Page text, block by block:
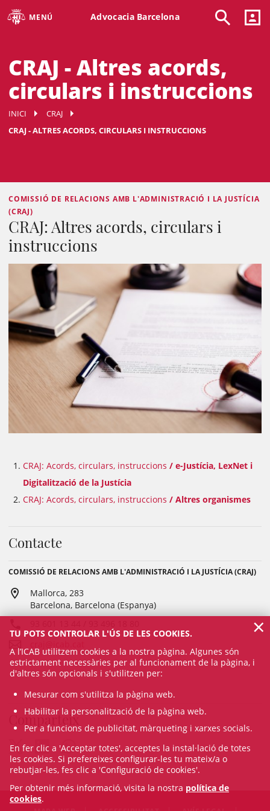
MENÚ Advocacia Barcelona
CRAJ - Altres acords,
circulars i instruccions
INICI
CRAJ
CRAJ - ALTRES ACORDS, CIRCULARS I INSTRUCCIONS
COMISSIÓ DE RELACIONS AMB L'ADMINISTRACIÓ I LA JUSTÍCIA
(CRAJ)
CRAJ: Altres acords, circulars i
instruccions
CRAJ: Acords, circulars, instruccions / e-Justícia, LexNet i
Digitalització de la Justícia
CRAJ: Acords, circulars, instruccions / Altres organismes
Contacte
COMISSIÓ DE RELACIONS AMB L'ADMINISTRACIÓ I LA JUSTÍCIA (CRAJ)
Mallorca, 283
Barcelona, Barcelona (Espanya)
Comparteix
TU POTS CONTROLAR L'ÚS DE LES COOKIES.
A l’ICAB utilitzem cookies a la nostra pàgina. Algunes són
estrictament necessàries per al funcionament de la pàgina, i
d'altres són opcionals i s'utilitzen per:
Mesurar com s'utilitza la pàgina web.
Habilitar la personalització de la pàgina web.
Per a funcions de publicitat, màrqueting i xarxes socials.
En fer clic a 'Acceptar totes', acceptes la instal·lació de totes
les cookies. Si prefereixes configurar-les tu mateix/a o
rebutjar-les, fes clic a 'Configuració de cookies'.
Per obtenir més informació, visita la nostra política de
cookies.
×